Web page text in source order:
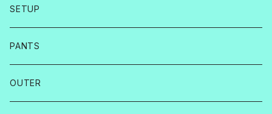
SETUP
PANTS
OUTER